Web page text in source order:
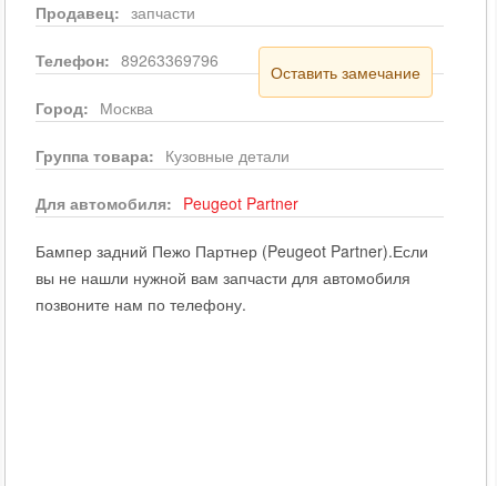
Продавец: запчасти
Телефон: 89263369796
Оставить замечание
Город: Москва
Группа товара: Кузовные детали
Для автомобиля: Peugeot Partner
Бампер задний Пежо Партнер (Peugeot Partner).Если
вы не нашли нужной вам запчасти для автомобиля
позвоните нам по телефону.